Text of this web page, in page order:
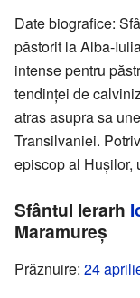
Date biografice:
păstorit la Alba-
intense pentru
tendinței de
atras asupra sa
Transilvaniei.
episcop al Hușilor,
Sfântul Ierarh
Maramureș
Prăznuire: 24